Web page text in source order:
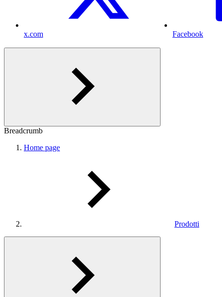
x.com Facebook
Breadcrumb
Home page
Prodotti